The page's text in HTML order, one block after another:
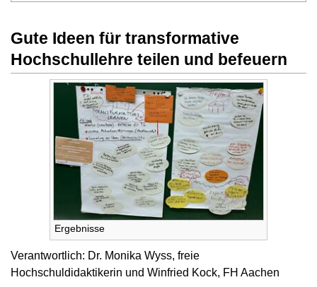
Gute Ideen für transformative
Hochschullehre teilen und befeuern
Ergebnisse
Verantwortlich: Dr. Monika Wyss, freie
Hochschuldidaktikerin und Winfried Kock, FH Aachen